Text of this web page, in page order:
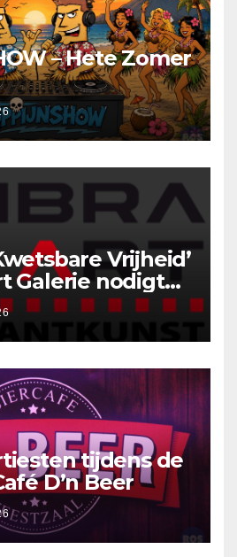
– Hete Zomer
Vrijheid’
Galerie nodigt
en
tijdens de
D’n Beer